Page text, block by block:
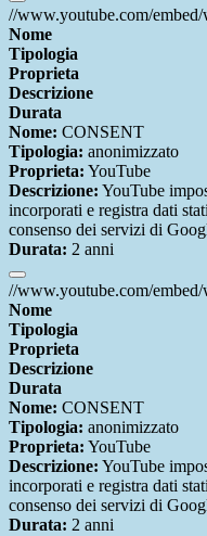
//www.youtube.com/
Nome
Tipologia
Proprieta
Descrizione
Durata
Nome: CONSENT
Tipologia: anonimizzato
Proprieta: YouTube
Descrizione: YouTube
incorporati e registra dati
consenso dei servizi di
Durata: 2 anni
//www.youtube.com/
Nome
Tipologia
Proprieta
Descrizione
Durata
Nome: CONSENT
Tipologia: anonimizzato
Proprieta: YouTube
Descrizione: YouTube
incorporati e registra dati
consenso dei servizi di
Durata: 2 anni